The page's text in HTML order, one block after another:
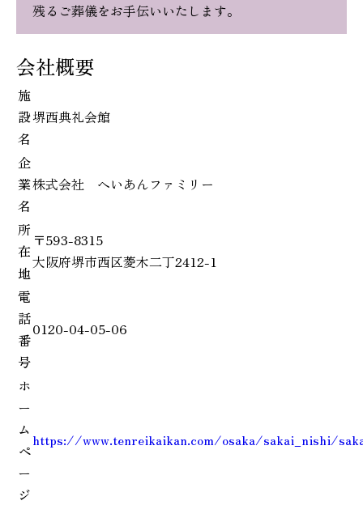
残るご葬儀をお手伝いいたします。
会社概要
施
設
名
堺西典礼会館
企
業
名
株式会社 へいあんファミリー
所
在
地
〒593-8315
大阪府堺市西区菱木二丁2412-1
電
話
番
号
0120-04-05-06
ホ
ー
ム
ペ
ー
ジ
https://www.tenreikaikan.com/osaka/sakai_nishi/